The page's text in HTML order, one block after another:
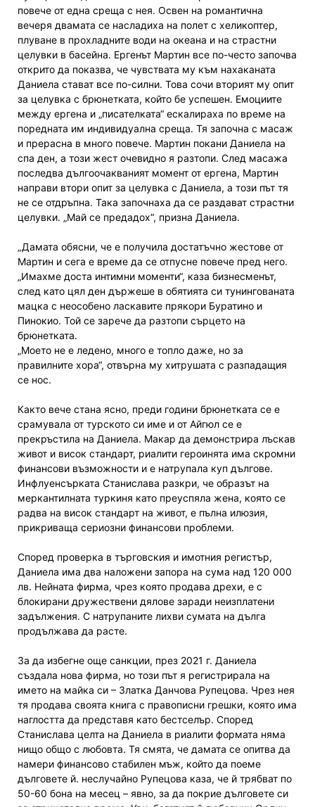
повече от една среща с нея. Освен на романтична
вечеря двамата се насладиха на полет с хеликоптер,
плуване в прохладните води на океана и на страстни
целувки в басейна. Ергенът Мартин все по-често започва
открито да показва, че чувствата му към нахаканата
Даниела стават все по-силни. Това сочи вторият му опит
за целувка с брюнетката, който бе успешен. Емоциите
между ергена и „писателката“ ескалираха по време на
поредната им индивидуална среща. Тя започна с масаж
и прерасна в много повече. Мартин покани Даниела на
спа ден, а този жест очевидно я разтопи. След масажа
последва дългоочакваният момент от ергена, Мартин
направи втори опит за целувка с Даниела, а този път тя
не се отдръпна. Така започнаха да се раздават страстни
целувки. „Май се предадох“, призна Даниела.
„Дамата обясни, че е получила достатъчно жестове от
Мартин и сега е време да се отпусне повече пред него.
„Имахме доста интимни моменти“, каза бизнесменът,
след като цял ден държеше в обятията си тунингованата
мацка с неособено ласкавите прякори Буратино и
Пинокио. Той се зарече да разтопи сърцето на
брюнетката.
„Моето не е ледено, много е топло даже, но за
правилните хора“, отвърна му хитрушата с разпадащия
се нос.
Както вече стана ясно, преди години брюнетката се е
срамувала от турското си име и от Айгюл се е
прекръстила на Даниела. Макар да демонстрира лъскав
живот и висок стандарт, риалити героинята има скромни
финансови възможности и е натрупала куп дългове.
Инфлуенсърката Станислава разкри, че образът на
меркантилната туркиня като преуспяла жена, която се
радва на висок стандарт на живот, е пълна илюзия,
прикриваща сериозни финансови проблеми.
Според проверка в търговския и имотния регистър,
Даниела има два наложени запора на сума над 120 000
лв. Нейната фирма, чрез която продава дрехи, е с
блокирани дружествени дялове заради неизплатени
задължения. С натрупаните лихви сумата на дълга
продължава да расте.
За да избегне още санкции, през 2021 г. Даниела
създала нова фирма, но този път я регистрирала на
името на майка си – Златка Данчова Рупецова. Чрез нея
тя продава своята книга с правописни грешки, която има
наглостта да представя като бестселър. Според
Станислава целта на Даниела в риалити формата няма
нищо общо с любовта. Тя смята, че дамата се опитва да
намери финансово стабилен мъж, който да поеме
дълговете й. неслучайно Рупецова каза, че й трябват по
50-60 бона на месец – явно, за да покрие дълговете си